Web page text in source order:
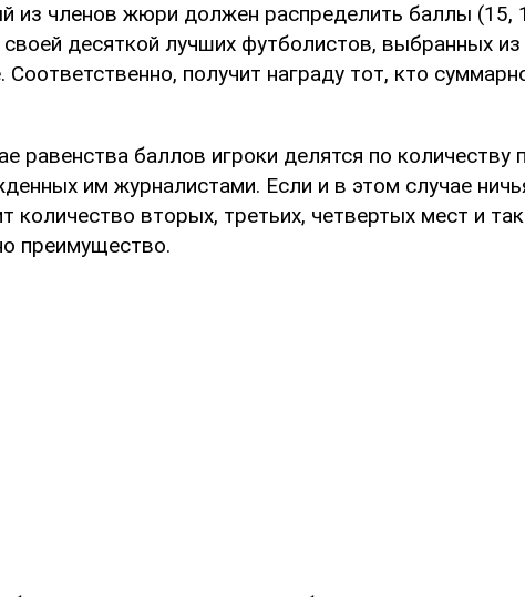
из членов жюри должен распределить баллы (15,
десяткой лучших футболистов, выбранных
Соответственно, получит награду тот, кто
равенства баллов игроки делятся по количеству
им журналистами. Если и в этом случае
количество вторых, третьих, четвертых мест и
преимущество.